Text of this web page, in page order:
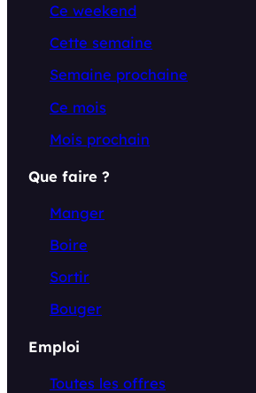
Ce weekend
Cette semaine
Semaine prochaine
Ce mois
Mois prochain
Que faire ?
Manger
Boire
Sortir
Bouger
Emploi
Toutes les offres